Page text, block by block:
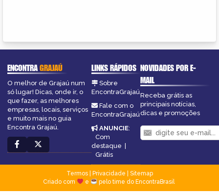
ENCONTRAGRAJAÚ
O melhor de Grajaú num
só lugar! Dicas, onde ir, o
que fazer, as melhores
empresas, locais, serviços
e muito mais no guia
Encontra Grajaú.
LINKS RÁPIDOS
Sobre
EncontraGrajaú
Fale com o
EncontraGrajaú
ANUNCIE:
Com
destaque |
Grátis
NOVIDADES POR E-
MAIL
Receba grátis as
principais notícias,
dicas e promoções
Termos| Privacidade
Sitemap
Criado com
e pelo time do EncontraBrasil